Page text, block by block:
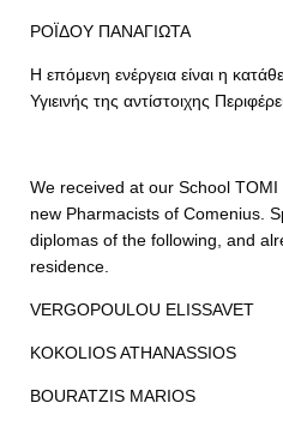
ΡΟΪΔΟΥ ΠΑΝΑΓΙΩΤΑ
Η επόμενη ενέργεια είναι η
Υγιεινής της αντίστοιχης
We received at our School
new Pharmacists of Comenius.
diplomas of the following, and
residence.
VERGOPOULOU ELISSAVET
KOKOLIOS ATHANASSIOS
BOURATZIS MARIOS